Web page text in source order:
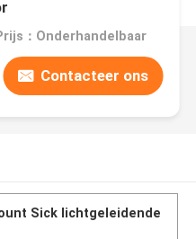
：Onderhandelbaar
Contacteer ons
Sick lichtgeleidende